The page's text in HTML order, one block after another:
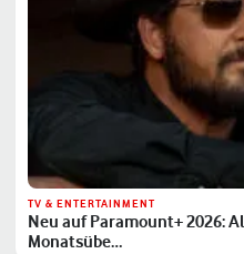
TV & ENTERTAINMENT
Neu auf Paramount+ 2026:
Monatsübe…